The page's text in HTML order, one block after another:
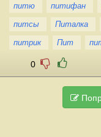
питю
питифан
питсы
Питалка
питрик
Пит
0